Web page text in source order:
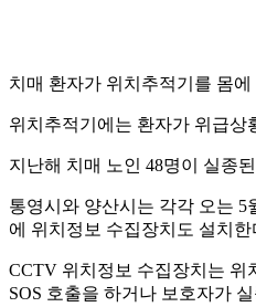
치매 환자가 위치추적기를 몸
위치추적기에는 환자가 위급상
지난해 치매 노인 48명이 실종
통영시와 양산시는 각각 오는
에 위치정보 수집장치도 설치한
CCTV 위치정보 수집장치는 위
SOS 호출을 하거나 보호자가